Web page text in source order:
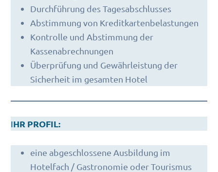
Durchführung des Tagesabschlusses
Abstimmung von Kreditkartenbelastungen
Kontrolle und Abstimmung der
Kassenabrechnungen
Überprüfung und Gewährleistung der
Sicherheit im gesamten Hotel
IHR PROFIL:
eine abgeschlossene Ausbildung im
Hotelfach / Gastronomie oder Tourismus